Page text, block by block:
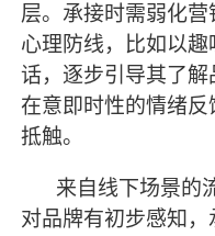
层。承接时需弱化
心理防线，比如以
话，逐步引导其了
在意即时性的情绪
抵触。
来自线下场景的
对品牌有初步感知